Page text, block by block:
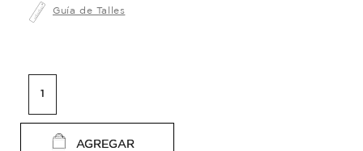
Guía de Talles
AGREGAR